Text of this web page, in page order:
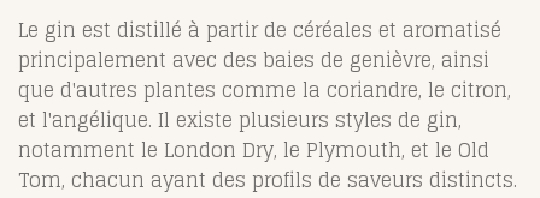
Le gin est distillé à partir de céréales et aromatisé
principalement avec des baies de genièvre, ainsi
que d'autres plantes comme la coriandre, le citron,
et l'angélique. Il existe plusieurs styles de gin,
notamment le London Dry, le Plymouth, et le Old
Tom, chacun ayant des profils de saveurs distincts.